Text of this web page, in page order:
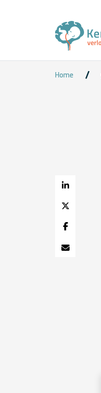
Home